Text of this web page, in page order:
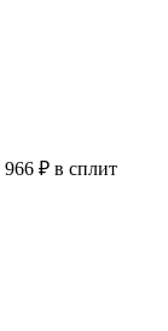
966 ₽ в сплит